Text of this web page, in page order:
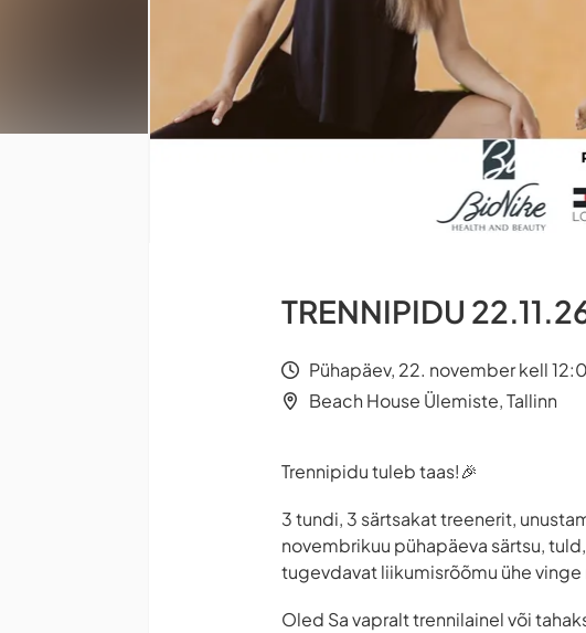
TRENNIPIDU
Pühapäev, 22. november kell
Beach House Ülemiste, Tallinn
Trennipidu tuleb taas!🎉
3 tundi, 3 särtsakat treenerit,
novembrikuu pühapäeva särtsu,
tugevdavat liikumisrõõmu ühe
Oled Sa vapralt trennilainel või